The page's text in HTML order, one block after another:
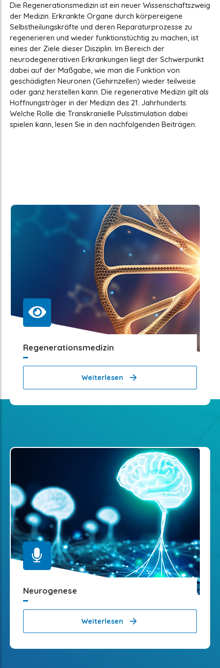
Die Regenerationsmedizin ist ein neuer Wissenschaftszweig
der Medizin. Erkrankte Organe durch körpereigene
Selbstheilungskräfte und deren Reparaturprozesse zu
regenerieren und wieder funktionstüchtig zu machen, ist
eines der Ziele dieser Disziplin. Im Bereich der
neurodegenerativen Erkrankungen liegt der Schwerpunkt
dabei auf der Maßgabe, wie man die Funktion von
geschädigten Neuronen (Gehirnzellen) wieder teilweise
oder ganz herstellen kann. Die regenerative Medizin gilt als
Hoffnungsträger in der Medizin des 21. Jahrhunderts.
Welche Rolle die Transkranielle Pulsstimulation dabei
spielen kann, lesen Sie in den nachfolgenden Beiträgen.
Regenerationsmedizin
Weiterlesen
Neurogenese
Weiterlesen